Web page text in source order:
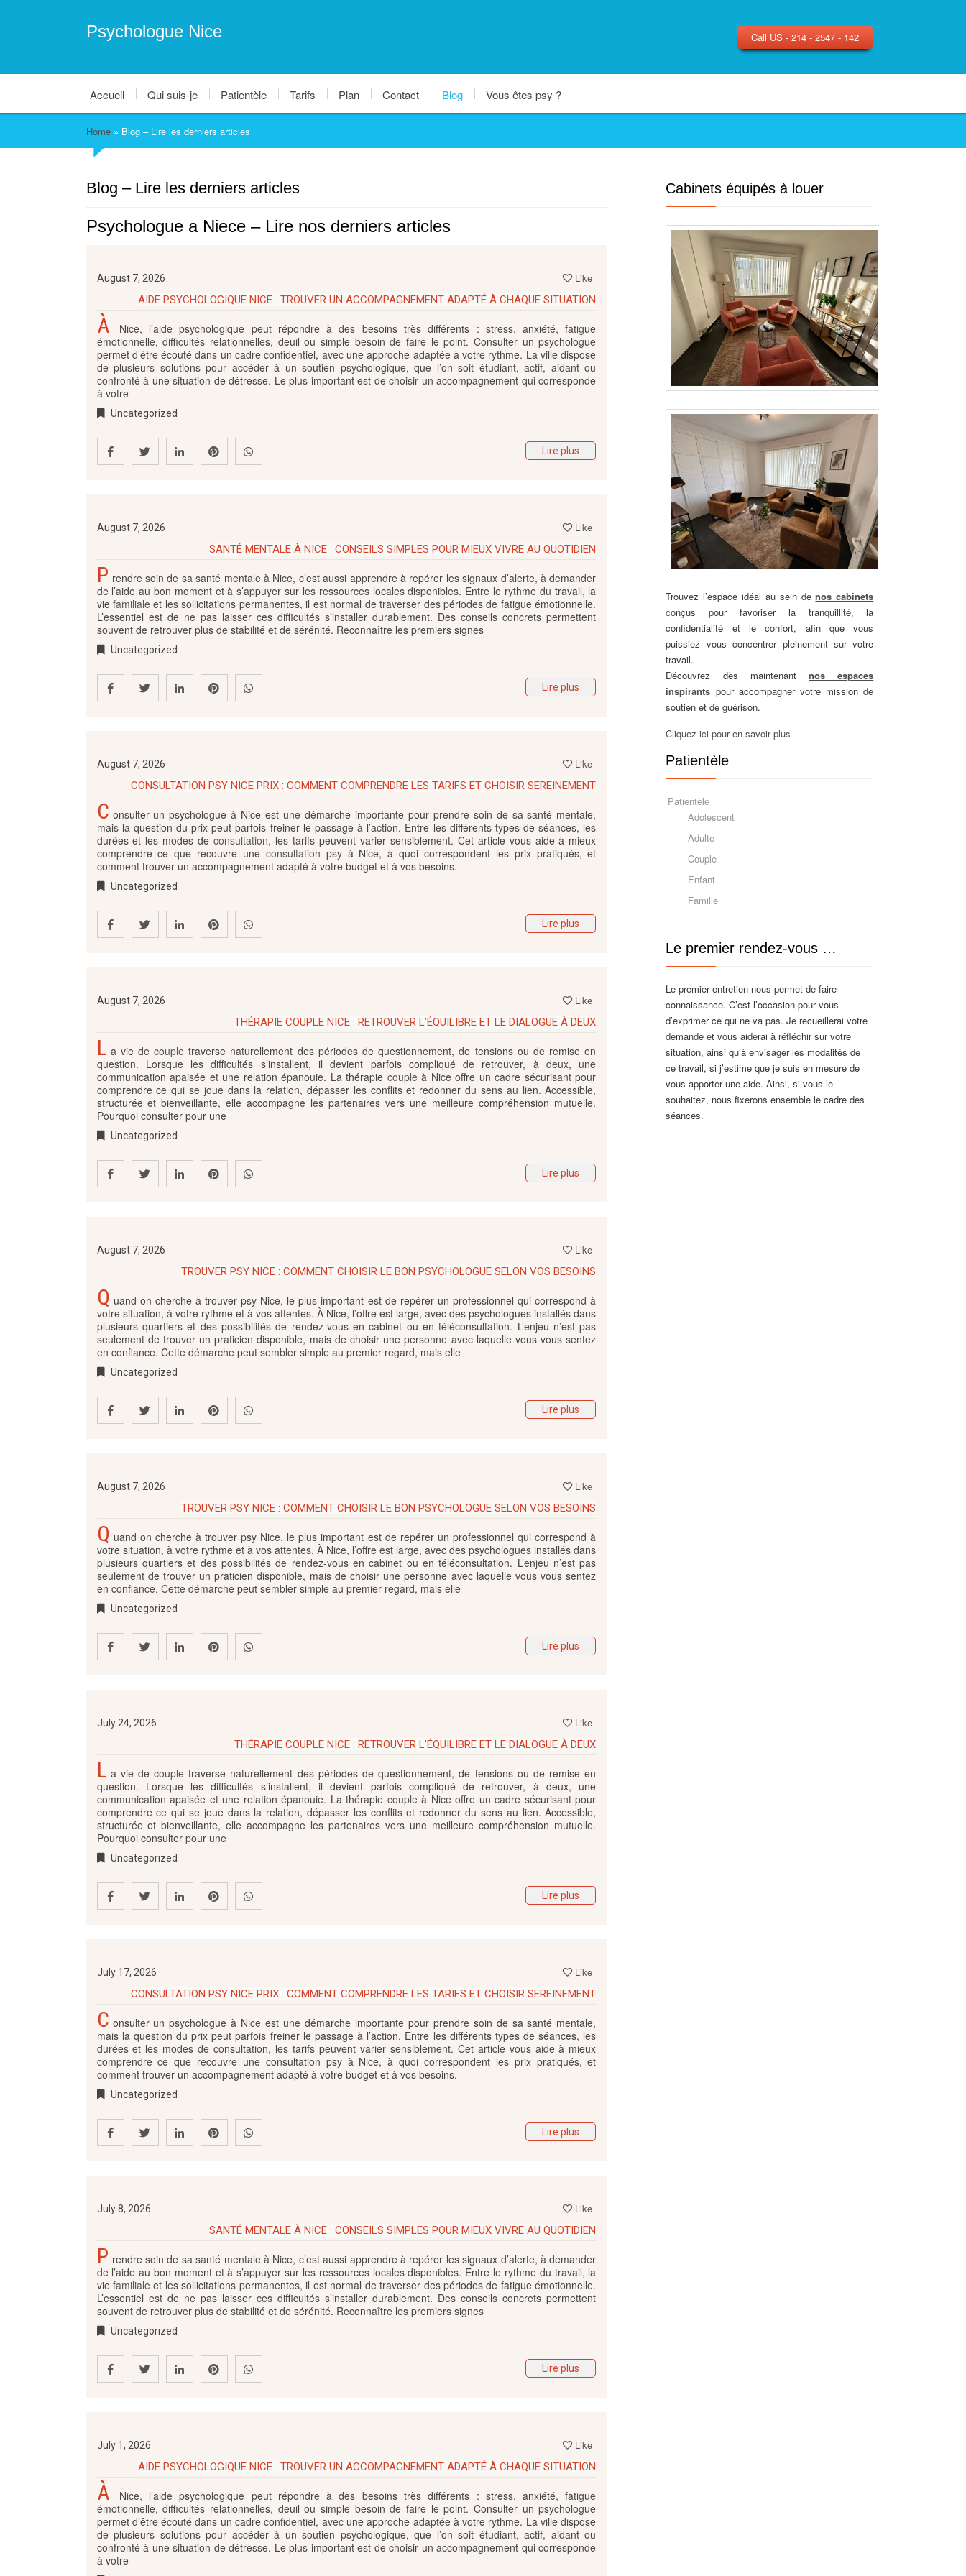
Psychologue Nice Call US - 214 - 2547 - 142
Accueil Qui suis-je Patientèle Tarifs Plan Contact Blog Vous êtes psy ?
Home» Blog – Lire les derniers articles
Blog – Lire les derniers articles
Psychologue a Niece – Lire nos derniers articles
August 7, 2026 Like
AIDE PSYCHOLOGIQUE NICE : TROUVER UN ACCOMPAGNEMENT ADAPTÉ À CHAQUE SITUATION
À
Nice, l’aide psychologique peut répondre à des besoins très différents : stress, anxiété, fatigue
émotionnelle, difficultés relationnelles, deuil ou simple besoin de faire le point. Consulter un psychologue
permet d’être écouté dans un cadre confidentiel, avec une approche adaptée à votre rythme. La ville dispose
de plusieurs solutions pour accéder à un soutien psychologique, que l’on soit étudiant, actif, aidant ou
confronté à une situation de détresse. Le plus important est de choisir un accompagnement qui corresponde
à votre
Uncategorized
Lire plus
August 7, 2026 Like
SANTÉ MENTALE À NICE : CONSEILS SIMPLES POUR MIEUX VIVRE AU QUOTIDIEN
P rendre soin de sa santé mentale à Nice, c’est aussi apprendre à repérer les signaux d’alerte, à demander
de l’aide au bon moment et à s’appuyer sur les ressources locales disponibles. Entre le rythme du travail, la
vie familialeet les sollicitations permanentes, il est normal de traverser des périodes de fatigue émotionnelle.
L’essentiel est de ne pas laisser ces difficultés s’installer durablement. Des conseils concrets permettent
souvent de retrouver plus de stabilité et de sérénité. Reconnaître les premiers signes
Uncategorized
Lire plus
August 7, 2026 Like
CONSULTATION PSY NICE PRIX : COMMENT COMPRENDRE LES TARIFS ET CHOISIR SEREINEMENT
C onsulter un psychologue à Nice est une démarche importante pour prendre soin de sa santé mentale,
mais la question du prix peut parfois freiner le passage à l’action. Entre les différents types de séances, les
durées et les modes deconsultation, les tarifs peuvent varier sensiblement. Cet article vous aide à mieux
comprendre ce que recouvre une consultation psy à Nice, à quoi correspondent les prix pratiqués, et
comment trouver un accompagnement adapté à votre budget et à vos besoins.
Uncategorized
Lire plus
August 7, 2026 Like
THÉRAPIE COUPLE NICE : RETROUVER L’ÉQUILIBRE ET LE DIALOGUE À DEUX
L a vie decouple traverse naturellement des périodes de questionnement, de tensions ou de remise en
question. Lorsque les difficultés s’installent, il devient parfois compliqué de retrouver, à deux, une
communication apaisée et une relation épanouie. La thérapie coupleà Nice offre un cadre sécurisant pour
comprendre ce qui se joue dans la relation, dépasser les conflits et redonner du sens au lien. Accessible,
structurée et bienveillante, elle accompagne les partenaires vers une meilleure compréhension mutuelle.
Pourquoi consulter pour une
Uncategorized
Lire plus
August 7, 2026 Like
TROUVER PSY NICE : COMMENT CHOISIR LE BON PSYCHOLOGUE SELON VOS BESOINS
Q uand on cherche à trouver psy Nice, le plus important est de repérer un professionnel qui correspond à
votre situation, à votre rythme et à vos attentes. À Nice, l’offre est large, avec des psychologues installés dans
plusieurs quartiers et des possibilités de rendez-vous en cabinet ou en téléconsultation. L’enjeu n’est pas
seulement de trouver un praticien disponible, mais de choisir une personne avec laquelle vous vous sentez
en confiance. Cette démarche peut sembler simple au premier regard, mais elle
Uncategorized
Lire plus
August 7, 2026 Like
TROUVER PSY NICE : COMMENT CHOISIR LE BON PSYCHOLOGUE SELON VOS BESOINS
Q uand on cherche à trouver psy Nice, le plus important est de repérer un professionnel qui correspond à
votre situation, à votre rythme et à vos attentes. À Nice, l’offre est large, avec des psychologues installés dans
plusieurs quartiers et des possibilités de rendez-vous en cabinet ou en téléconsultation. L’enjeu n’est pas
seulement de trouver un praticien disponible, mais de choisir une personne avec laquelle vous vous sentez
en confiance. Cette démarche peut sembler simple au premier regard, mais elle
Uncategorized
Lire plus
July 24, 2026 Like
THÉRAPIE COUPLE NICE : RETROUVER L’ÉQUILIBRE ET LE DIALOGUE À DEUX
L a vie decouple traverse naturellement des périodes de questionnement, de tensions ou de remise en
question. Lorsque les difficultés s’installent, il devient parfois compliqué de retrouver, à deux, une
communication apaisée et une relation épanouie. La thérapie coupleà Nice offre un cadre sécurisant pour
comprendre ce qui se joue dans la relation, dépasser les conflits et redonner du sens au lien. Accessible,
structurée et bienveillante, elle accompagne les partenaires vers une meilleure compréhension mutuelle.
Pourquoi consulter pour une
Uncategorized
Lire plus
July 17, 2026 Like
CONSULTATION PSY NICE PRIX : COMMENT COMPRENDRE LES TARIFS ET CHOISIR SEREINEMENT
C onsulter un psychologue à Nice est une démarche importante pour prendre soin de sa santé mentale,
mais la question du prix peut parfois freiner le passage à l’action. Entre les différents types de séances, les
durées et les modes de consultation, les tarifs peuvent varier sensiblement. Cet article vous aide à mieux
comprendre ce que recouvre une consultation psy à Nice, à quoi correspondent les prix pratiqués, et
comment trouver un accompagnement adapté à votre budget et à vos besoins.
Uncategorized
Lire plus
July 8, 2026 Like
SANTÉ MENTALE À NICE : CONSEILS SIMPLES POUR MIEUX VIVRE AU QUOTIDIEN
P rendre soin de sa santé mentale à Nice, c’est aussi apprendre à repérer les signaux d’alerte, à demander
de l’aide au bon moment et à s’appuyer sur les ressources locales disponibles. Entre le rythme du travail, la
vie familialeet les sollicitations permanentes, il est normal de traverser des périodes de fatigue émotionnelle.
L’essentiel est de ne pas laisser ces difficultés s’installer durablement. Des conseils concrets permettent
souvent de retrouver plus de stabilité et de sérénité. Reconnaître les premiers signes
Uncategorized
Lire plus
July 1, 2026 Like
AIDE PSYCHOLOGIQUE NICE : TROUVER UN ACCOMPAGNEMENT ADAPTÉ À CHAQUE SITUATION
À
Nice, l’aide psychologique peut répondre à des besoins très différents : stress, anxiété, fatigue
émotionnelle, difficultés relationnelles, deuil ou simple besoin de faire le point. Consulter un psychologue
permet d’être écouté dans un cadre confidentiel, avec une approche adaptée à votre rythme. La ville dispose
de plusieurs solutions pour accéder à un soutien psychologique, que l’on soit étudiant, actif, aidant ou
confronté à une situation de détresse. Le plus important est de choisir un accompagnement qui corresponde
à votre
Cabinets équipés à louer
Trouvez l’espace idéal au sein denos cabinets
conçus pour favoriser la tranquillité, la
confidentialité et le confort, afin que vous
puissiez vous concentrer pleinement sur votre
travail.
Découvrez dès maintenantnos espaces
inspirants pour accompagner votre mission de
soutien et de guérison.
Cliquez ici pour en savoir plus
Patientèle
Patientèle
Adolescent
Adulte
Couple
Enfant
Famille
Le premier rendez-vous …
Le premier entretien nous permet de faire
connaissance. C’est l’occasion pour vous
d’exprimer ce qui ne va pas. Je recueillerai votre
demande et vous aiderai à réfléchir sur votre
situation, ainsi qu’à envisager les modalités de
ce travail, si j’estime que je suis en mesure de
vous apporter une aide. Ainsi, si vous le
souhaitez, nous fixerons ensemble le cadre des
séances.